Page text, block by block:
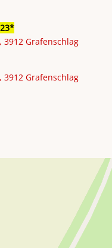
3912 Grafenschlag
3912 Grafenschlag